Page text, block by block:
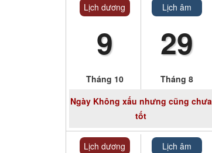
Lịch dương
9
Tháng 10
Lịch âm
29
Tháng 8
NgàyKhông xấu nhưng cũng chưa
tốt
Lịch dương Lịch âm